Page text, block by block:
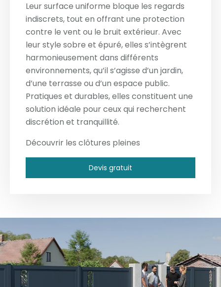
Leur surface uniforme bloque les regards
indiscrets, tout en offrant une protection
contre le vent ou le bruit extérieur. Avec
leur style sobre et épuré, elles s’intègrent
harmonieusement dans différents
environnements, qu’il s’agisse d’un jardin,
d’une terrasse ou d’un espace public.
Pratiques et durables, elles constituent une
solution idéale pour ceux qui recherchent
discrétion et tranquillité.
Découvrir les clôtures pleines
Devis gratuit